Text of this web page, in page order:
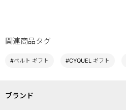
関連商品タグ
#ベルト ギフト #CYQUEL ギフト
ブランド